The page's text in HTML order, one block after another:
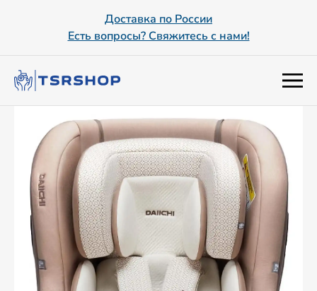
Доставка по России
Есть вопросы? Свяжитесь с нами!